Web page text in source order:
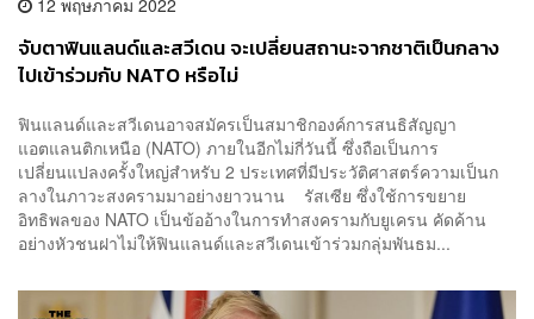
จับตาฟินแลนด์และสวีเดน จะเปลี่ยนสถานะจากชาติเป็นกลาง
ไปเข้าร่วมกับ NATO หรือไม่
ฟินแลนด์และสวีเดนอาจสมัครเป็นสมาชิกองค์การสนธิสัญญา
แอตแลนติกเหนือ (NATO) ภายในอีกไม่กี่วันนี้ ซึ่งถือเป็นการ
เปลี่ยนแปลงครั้งใหญ่สำหรับ 2 ประเทศที่มีประวัติศาสตร์ความเป็นก
ลางในภาวะสงครามมาอย่างยาวนาน รัสเซีย ซึ่งใช้การขยาย
อิทธิพลของ NATO เป็นข้ออ้างในการทำสงครามกับยูเครน คัดค้าน
อย่างหัวชนฝาไม่ให้ฟินแลนด์และสวีเดนเข้าร่วมกลุ่มพันธม...